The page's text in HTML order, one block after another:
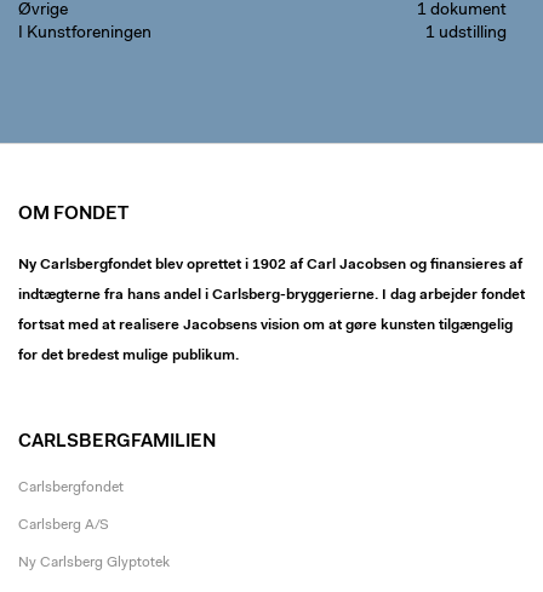
Øvrige
1 dokument
I Kunstforeningen
1 udstilling
OM FONDET
Ny Carlsbergfondet blev oprettet i 1902 af Carl Jacobsen og finansieres af
indtægterne fra hans andel i Carlsberg-bryggerierne. I dag arbejder fondet
fortsat med at realisere Jacobsens vision om at gøre kunsten tilgængelig
for det bredest mulige publikum.
CARLSBERGFAMILIEN
Carlsbergfondet
Carlsberg A/S
Ny Carlsberg Glyptotek